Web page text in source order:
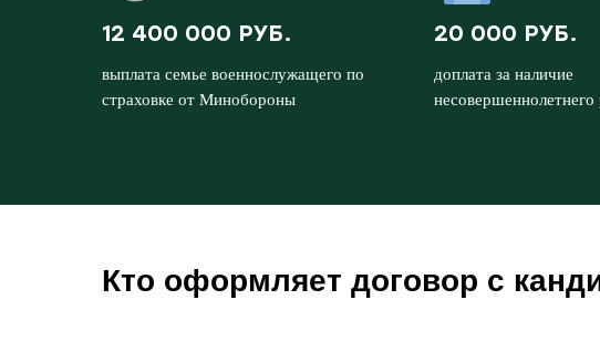
12 400 000 РУБ.
выплата семье военнослужащего по
страховке от Минобороны
20 000 РУБ.
доплата за наличие
несовершеннолетнего
Кто оформляет договор с